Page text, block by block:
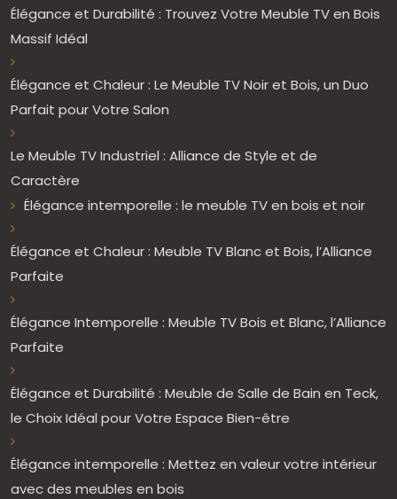
Élégance et Durabilité : Trouvez Votre Meuble TV en Bois
Massif Idéal
Élégance et Chaleur : Le Meuble TV Noir et Bois, un Duo
Parfait pour Votre Salon
Le Meuble TV Industriel : Alliance de Style et de
Caractère
Élégance intemporelle : le meuble TV en bois et noir
Élégance et Chaleur : Meuble TV Blanc et Bois, l’Alliance
Parfaite
Élégance Intemporelle : Meuble TV Bois et Blanc, l’Alliance
Parfaite
Élégance et Durabilité : Meuble de Salle de Bain en Teck,
le Choix Idéal pour Votre Espace Bien-être
Élégance intemporelle : Mettez en valeur votre intérieur
avec des meubles en bois